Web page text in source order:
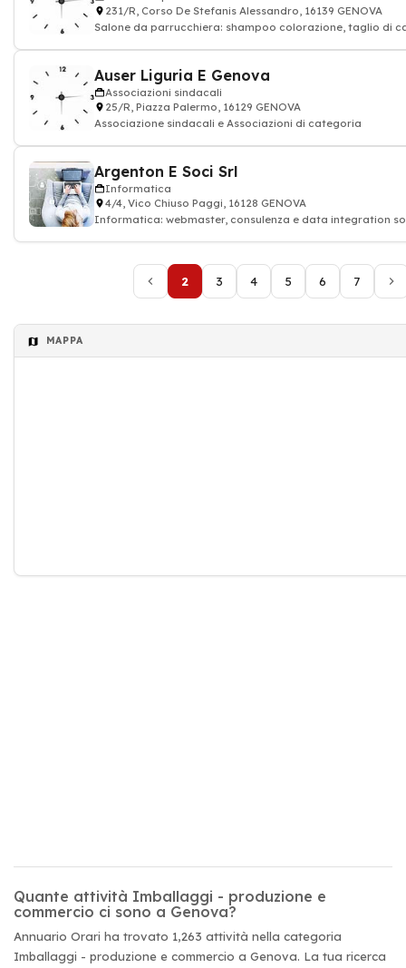
231/R, Corso De Stefanis Alessandro, 16139 GENOVA
Salone da parrucchiera: shampoo colorazione, taglio di
Auser Liguria E Genova
Associazioni sindacali
25/R, Piazza Palermo, 16129 GENOVA
Associazione sindacali e Associazioni di categoria
Argenton E Soci Srl
Informatica
4/4, Vico Chiuso Paggi, 16128 GENOVA
Informatica: webmaster, consulenza e data integration
2 3 4 5 6 7
MAPPA
Quante attività Imballaggi - produzione e
commercio ci sono a Genova?
Annuario Orari ha trovato 1,263 attività nella categoria
Imballaggi - produzione e commercio a Genova. La tua ricerca